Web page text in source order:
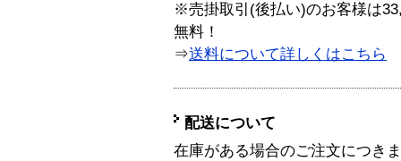
※売掛取引(後払い)のお客様は
無料！
⇒送料について詳しくはこちら
配送について
在庫がある場合のご注文につき